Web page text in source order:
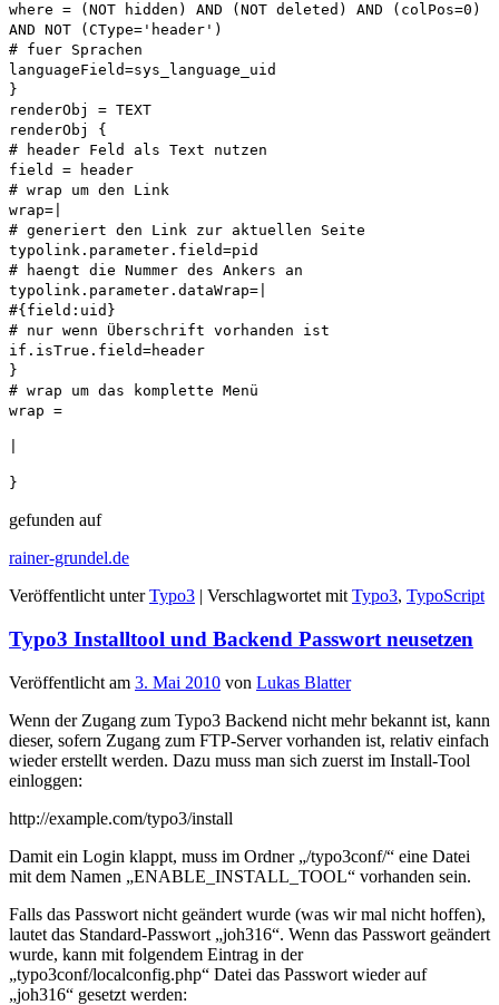
where = (NOT hidden) AND (NOT deleted) AND (colPos=0)
AND NOT (CType='header')
# fuer Sprachen
languageField=sys_language_uid
}
renderObj = TEXT
renderObj {
# header Feld als Text nutzen
field = header
# wrap um den Link
wrap=|
# generiert den Link zur aktuellen Seite
typolink.parameter.field=pid
# haengt die Nummer des Ankers an
typolink.parameter.dataWrap=|
#{field:uid}
# nur wenn Überschrift vorhanden ist
if.isTrue.field=header
}
# wrap um das komplette Menü
wrap =
}
gefunden auf
rainer-grundel.de
Veröffentlicht unter Typo3 | Verschlagwortet mit Typo3, TypoScript
Typo3 Installtool und Backend Passwort neusetzen
Veröffentlicht am 3. Mai 2010 von Lukas Blatter
Wenn der Zugang zum Typo3 Backend nicht mehr bekannt ist, kann
dieser, sofern Zugang zum FTP-Server vorhanden ist, relativ einfach
wieder erstellt werden. Dazu muss man sich zuerst im Install-Tool
einloggen:
һttp://example.com/typo3/install
Damit ein Login klappt, muss im Ordner „/typo3conf/“ eine Datei
mit dem Namen „ENABLE_INSTALL_TOOL“ vorhanden sein.
Falls das Passwort nicht geändert wurde (was wir mal nicht hoffen),
lautet das Standard-Passwort „joh316“. Wenn das Passwort geändert
wurde, kann mit folgendem Eintrag in der
„typo3conf/localconfig.php“ Datei das Passwort wieder auf
„joh316“ gesetzt werden: